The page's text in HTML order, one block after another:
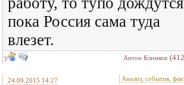
пока Россия сама туда
влезет.
3 Антон Климков
24.09.2015 14:27 Анализ, события,